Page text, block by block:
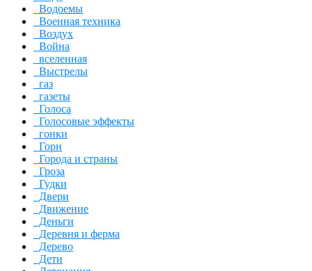
Водоемы
Военная техника
Воздух
Война
вселенная
Выстрелы
газ
газеты
Голоса
Голосовые эффекты
гонки
Горн
Города и страны
Гроза
Гудки
Двери
Движение
Деньги
Деревня и ферма
Дерево
Дети